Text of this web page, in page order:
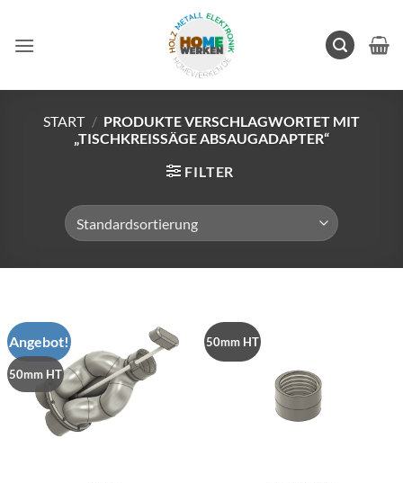
springen
START / PRODUKTE VERSCHLAGWORTET MIT
„TISCHKREISSÄGE ABSAUGADAPTER“
FILTER
Angebot!
50mm HT
50mm HT